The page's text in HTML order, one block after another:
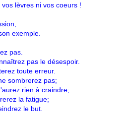
lèvres ni vos coeurs !
exemple.
pas.
pas le désespoir.
toute erreur.
sombrerez pas;
rien à craindre;
la fatigue;
le but.